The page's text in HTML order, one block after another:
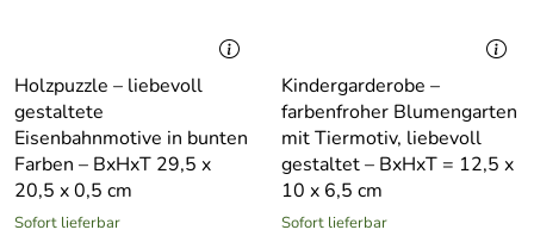
Holzpuzzle – liebevoll
gestaltete
Eisenbahnmotive in bunten
Farben – BxHxT 29,5 x
20,5 x 0,5 cm
Sofort lieferbar
Kindergarderobe –
farbenfroher Blumengarten
mit Tiermotiv, liebevoll
gestaltet – BxHxT = 12,5 x
10 x 6,5 cm
Sofort lieferbar